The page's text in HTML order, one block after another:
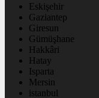
Eskişehir
Gaziantep
Giresun
Gümüşhane
Hakkâri
Hatay
Isparta
Mersin
istanbul